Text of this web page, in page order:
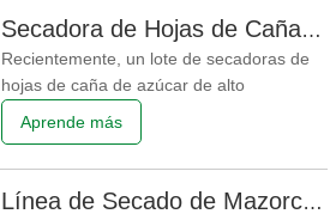
desempeña un papel esencial en la
reducción del contenido de humedad en
diversos materiales de cáscara como
Secadora de Hojas de Caña de Azúcar Enviada con Éxito: Potenciando el Reciclaje Global de Residuos Agrícolas
Recientemente, un lote de secadoras de
hojas de caña de azúcar de alto
rendimiento se ha fabricado, probado y
enviado con éxito a un cliente en el
de azúcar entregada está diseñada para
Aprende más
Línea de Secado de Mazorcas de Maíz para Sustrato de Hongos de Alta Calidad